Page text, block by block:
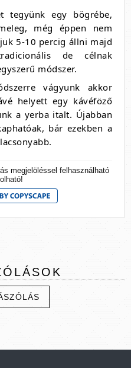
tegyünk egy bögrébe,
még éppen nem
5-10 percig állni majd
de célnak
módszer.
vágyunk akkor
helyett egy kávéföző
a yerba italt. Újabban
bár ezekben a
megjelöléssel felhasználható